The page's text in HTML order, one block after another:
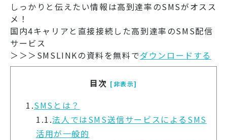
しっかりと伝えたい情報は高到達率のSMSがオスス
メ！
国内4キャリアと直接接続した高到達率のSMS配信
サービス
＞＞＞SMSLINKの資料を無料でダウンロードする
目次 [非表示]
1.SMSとは？
1.1.法人ではSMS送信サービスによるSMS
活用が一般的